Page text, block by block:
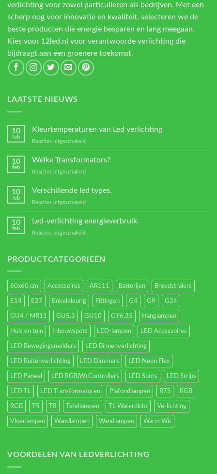
verlichting voor zowel particulieren als bedrijven. Met een
scherp oog voor innovatie en kwaliteit, selecteren we de
beste producten die energie besparen en lang meegaan.
Kies voor 12led.nl voor verantwoorde verlichting die
bijdraagt aan een groenere toekomst.
LAATSTE NIEUWS
10
feb
Kleurtemperaturen van Led verlichting
Reacties uitgeschakeld
verlichting
10
feb
Welke Transformators?
Reacties uitgeschakeld
Transformators?
10
feb
Verschillende led types.
Reacties uitgeschakeld
10
feb
Led-verlichting energieverbruik.
Reacties uitgeschakeld
energieverbruik.
PRODUCTCATEGORIEËN
60x60 cm Accessoires AR111 Batterijen Breedstralers
E14 E27 Enkelkleurig Fittingen G4 G9 G24
GU4 / MR11 GU5.3 GU10 GY6.35 Hanglampen
Huis en tuin Inbouwspots LED-lampen LED Accessoires
LED Bewegingsmelders LED Binnenverlichting
LED Buitenverlichting LED Dimmers LED Neon Flex
LED Paneel LED RGB(W) Controllers LED Spots LED Strips
LED TL LED Transformatoren Plafondlampen R7S RGB
RGB T5 T8 Tafellampen TL Waterdicht Verlichting
Vloerlampen Wandlampen Wandlampen Warm Wit
VOORDELEN VAN LEDVERLICHTING